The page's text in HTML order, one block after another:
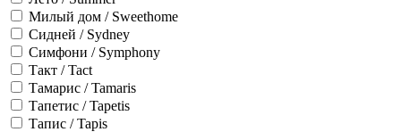
Милый дом / Sweethome
Сидней / Sydney
Симфони / Symphony
Такт / Tact
Тамарис / Tamaris
Тапетис / Tapetis
Тапис / Tapis